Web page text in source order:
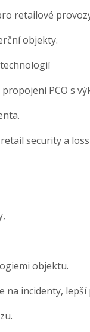
retailové
objekty.
PCO s
security a
objektu.
na incidenty,